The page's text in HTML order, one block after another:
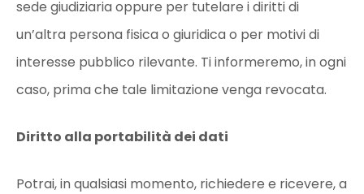
sede giudiziaria oppure per tutelare i diritti di
un’altra persona fisica o giuridica o per motivi di
interesse pubblico rilevante. Ti informeremo, in ogni
caso, prima che tale limitazione venga revocata.
Diritto alla portabilità dei dati
Potrai, in qualsiasi momento, richiedere e ricevere, a